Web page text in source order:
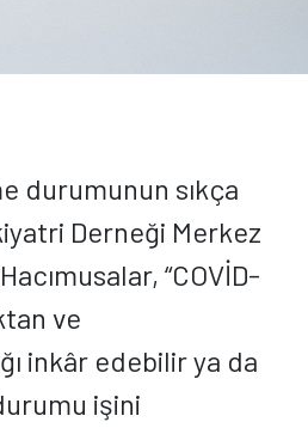
durumunun sıkça
Derneği Merkez
“COVİD-
ve
inkâr edebilir ya da
işini